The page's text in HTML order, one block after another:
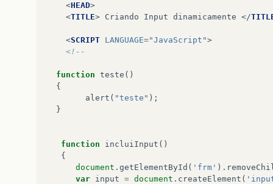
<HEAD>
<TITLE> Criando Input dinamicamente </
<SCRIPT LANGUAGE="JavaScript">
<!--
function teste ()
{
alert ( "teste" );
}
function incluiInput ()
{
document . getElementById ( 'frm' ).
var input = document . createElement (